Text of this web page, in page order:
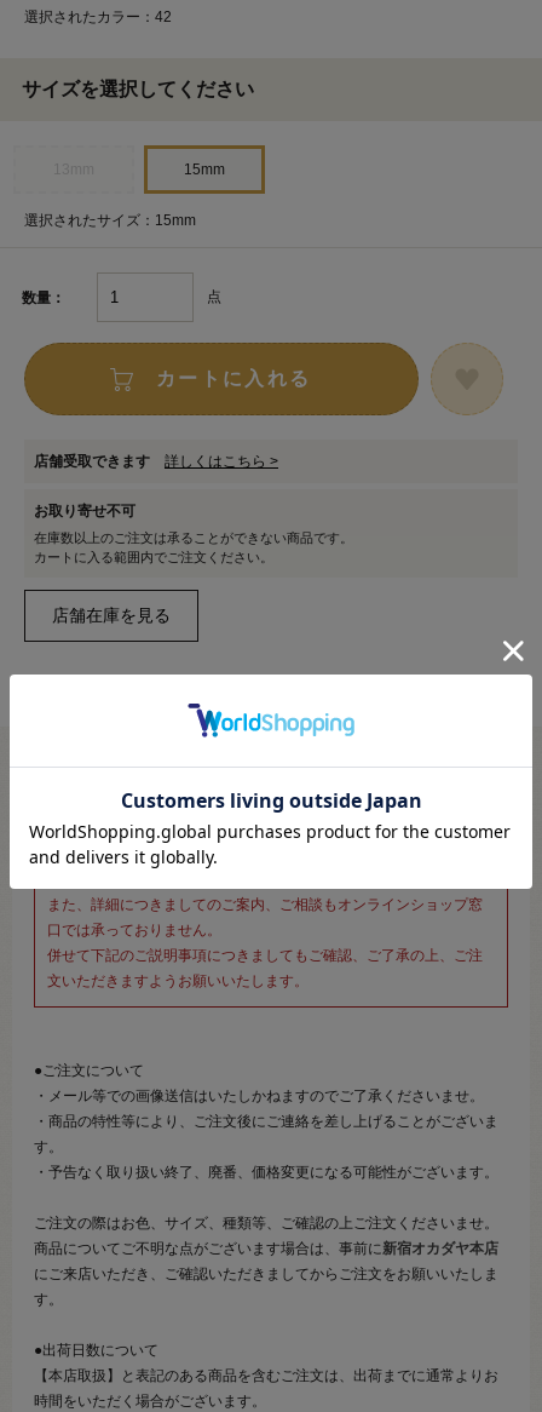
選択されたカラー：42
サイズを選択してください
15mm
選択されたサイズ：15mm
数量： 点
カートに入れる
店舗受取できます 詳しくはこちら >
お取り寄せ不可
在庫数以上のご注文は承ることができない商品です。
カートに入る範囲内でご注文ください。
こちらのページは、店頭にてあらかじめ商品詳細および商品コード
をご確認いただいた上でご注文いただけるページです。
また、詳細につきましてのご案内、ご相談もオンラインショップ窓
口では承っておりません。
併せて下記のご説明事項につきましてもご確認、ご了承の上、ご注
文いただきますようお願いいたします。
●ご注文について
・メール等での画像送信はいたしかねますのでご了承くださいませ。
・商品の特性等により、ご注文後にご連絡を差し上げることがございま
す。
・予告なく取り扱い終了、廃番、価格変更になる可能性がございます。
ご注文の際はお色、サイズ、種類等、ご確認の上ご注文くださいませ。
商品についてご不明な点がございます場合は、事前に新宿オカダヤ本店
にご来店いただき、ご確認いただきましてからご注文をお願いいたしま
す。
●出荷日数について
【本店取扱】と表記のある商品を含むご注文は、出荷までに通常よりお
時間をいただく場合がございます。